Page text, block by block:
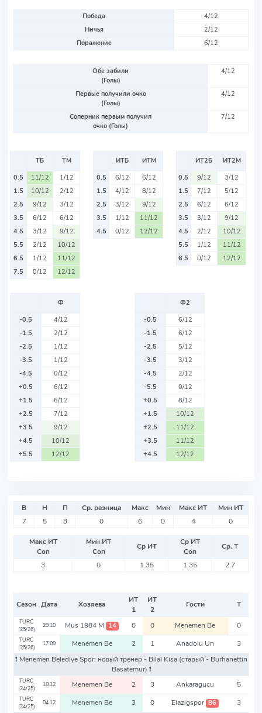
Победа
4/12
Ничья
2/12
Поражение
6/12
Обе забили
(Голы)
4/12
Первые получили очко
(Голы)
4/12
Соперник первым получил
очко (Голы)
7/12
ТБ
ТМ
0.5
11/12
1/12
1.5
10/12
2/12
2.5
9/12
3/12
3.5
6/12
6/12
4.5
3/12
9/12
5.5
2/12
10/12
6.5
1/12
11/12
7.5
0/12 12/12
ИТБ
ИТМ
0.5
6/12
6/12
1.5
4/12
8/12
2.5
3/12
9/12
3.5
1/12
11/12
4.5
0/12 12/12
ИТ2Б
ИТ2М
0.5
9/12
3/12
1.5
7/12
5/12
2.5
6/12
6/12
3.5
3/12
9/12
4.5
2/12
10/12
5.5
1/12
11/12
6.5
0/12 12/12
Ф
-0.5
4/12
-1.5
2/12
-2.5
1/12
-3.5
1/12
-4.5
0/12
+0.5
6/12
+1.5
6/12
+2.5
7/12
+3.5
9/12
+4.5
10/12
+5.5
12/12
Ф2
-0.5
6/12
-1.5
6/12
-2.5
5/12
-3.5
3/12
-4.5
2/12
-5.5
0/12
+0.5
8/12
+1.5
10/12
+2.5
11/12
+3.5
11/12
+4.5
12/12
В Н П Ср. разница Макс Мин Макс ИТ
Мин ИТ
7
5 8 0 6 0 4 0
Макс ИТ
Соп
Мин ИТ
Соп
Ср ИТ
Ср ИТ
Соп
Ср. Т
3
0 1.35 1.35 2.7
Сезон Дата Хозяева
ИТ
1
ИТ
2
Гости Т
TURC
(25/26)
29.10 Mus 1984 M 14 0 0 Menemen Be 0
TURC
(25/26)
17.09 Menemen Be 2 1 Anadolu Un
3
❗️ Menemen Belediye Spor: новый тренер - Bilal Kisa (старый - Burhanettin
Basatemur) ❗️
TURC
(24/25)
18.12 Menemen Be 2 3 Ankaragucu 5
TURC
(24/25)
04.12 Menemen Be 3 0 Elazigspor 86
3